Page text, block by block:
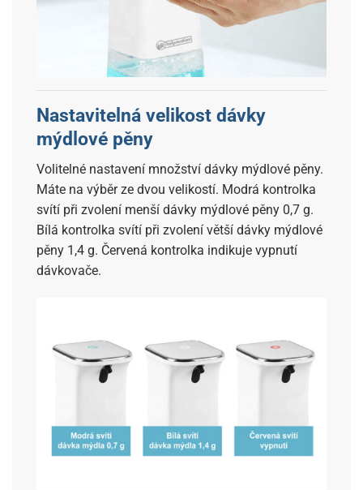
Nastavitelná velikost dávky
mýdlové pěny
Volitelné nastavení množství dávky mýdlové pěny.
Máte na výběr ze dvou velikostí. Modrá kontrolka
svítí při zvolení menší dávky mýdlové pěny 0,7 g.
Bílá kontrolka svítí při zvolení větší dávky mýdlové
pěny 1,4 g. Červená kontrolka indikuje vypnutí
dávkovače.